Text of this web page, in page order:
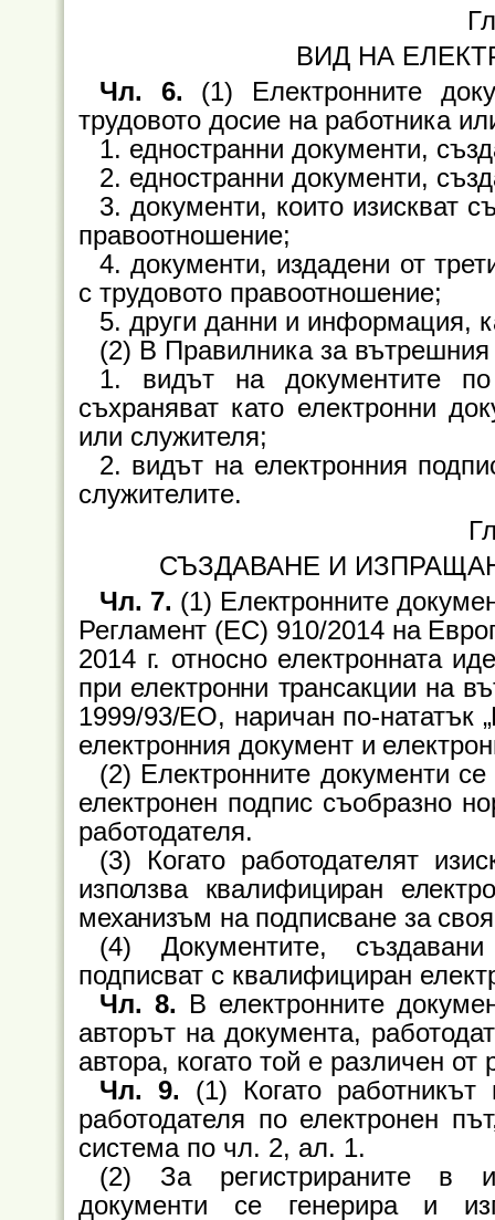
ВИД НА
Чл. 6. (1) Електронните
трудовото досие на работника
1. едностранни документи,
2. едностранни документи,
3. документи, които изискват
правоотношение;
4. документи, издадени от
с трудовото правоотношение;
5. други данни и информация,
(2) В Правилника за вътрешния
1. видът на документите
съхраняват като електронни
или служителя;
2. видът на електронния
служителите.
СЪЗДАВАНЕ И
Чл. 7. (1) Електронните
Регламент (ЕС) 910/2014 на
2014 г. относно електронната
при електронни трансакции на
1999/93/ЕО, наричан по-нататък
електронния документ и
(2) Електронните документи
електронен подпис съобразно
работодателя.
(3) Когато работодателят
използва квалифициран
механизъм на подписване за
(4) Документите,
подписват с квалифициран
Чл. 8. В електронните
авторът на документа,
автора, когато той е различен от
Чл. 9. (1) Когато
работодателя по електронен
система по чл. 2, ал. 1.
(2) За регистрираните в
документи се генерира и